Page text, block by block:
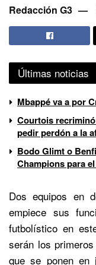
Redacción G3
Últimas noticias
Mbappé va a por
Courtois
pedir perdón a la
Bodo Glimt o
Champions para
Dos equipos en
empiece sus
futbolístico en
serán los
que se ponen en